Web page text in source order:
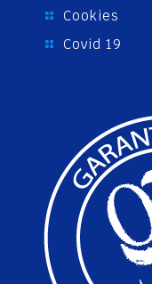
Cookies
Covid 19